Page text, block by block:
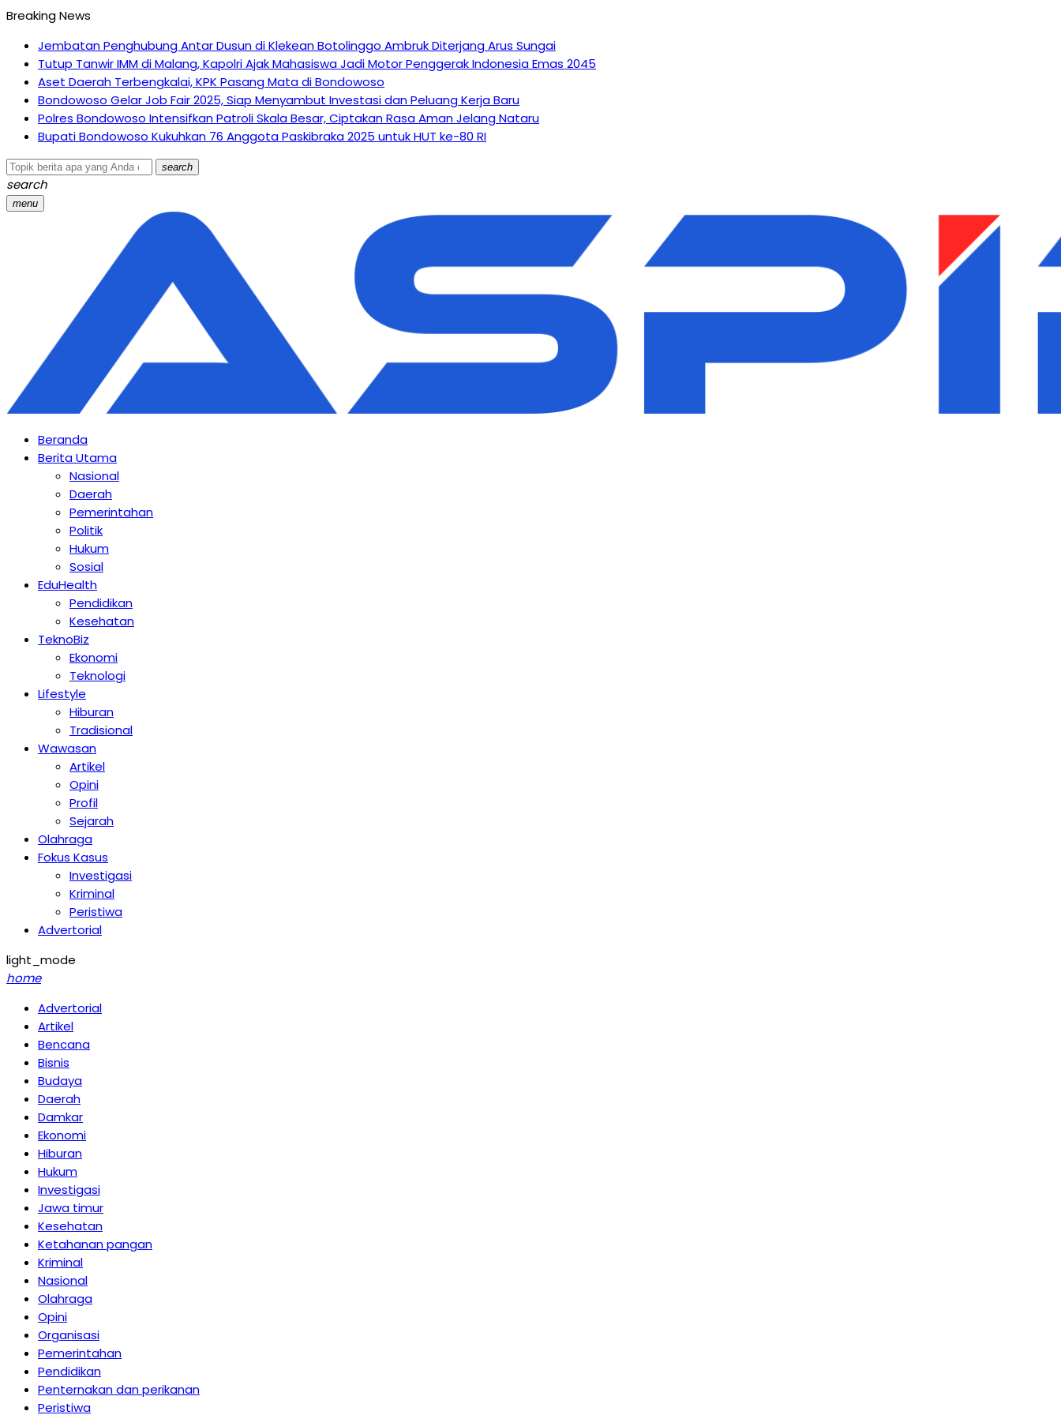
Breaking News
Jembatan Penghubung Antar Dusun di Klekean Botolinggo Ambruk Diterjang Arus Sungai
Tutup Tanwir IMM di Malang, Kapolri Ajak Mahasiswa Jadi Motor Penggerak Indonesia Emas 2045
Aset Daerah Terbengkalai, KPK Pasang Mata di Bondowoso
Bondowoso Gelar Job Fair 2025, Siap Menyambut Investasi dan Peluang Kerja Baru
Polres Bondowoso Intensifkan Patroli Skala Besar, Ciptakan Rasa Aman Jelang Nataru
Bupati Bondowoso Kukuhkan 76 Anggota Paskibraka 2025 untuk HUT ke-80 RI
search
search
menu
Beranda
Berita Utama
Nasional
Daerah
Pemerintahan
Politik
Hukum
Sosial
EduHealth
Pendidikan
Kesehatan
TeknoBiz
Ekonomi
Teknologi
Lifestyle
Hiburan
Tradisional
Wawasan
Artikel
Opini
Profil
Sejarah
Olahraga
Fokus Kasus
Investigasi
Kriminal
Peristiwa
Advertorial
light_mode
home
Advertorial
Artikel
Bencana
Bisnis
Budaya
Daerah
Damkar
Ekonomi
Hiburan
Hukum
Investigasi
Jawa timur
Kesehatan
Ketahanan pangan
Kriminal
Nasional
Olahraga
Opini
Organisasi
Pemerintahan
Pendidikan
Penternakan dan perikanan
Peristiwa